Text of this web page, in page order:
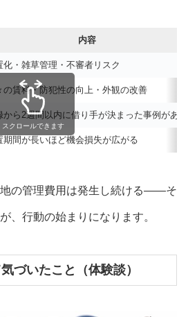
内容
化・雑草管理・不審者リスク
の賃料・防犯性の向上・外観の改善
から2週間以内に借り手が決まった事例がある
期間が長いほど機会損失が広がる
スクロールできます
の管理費用は発生し続ける——そ
、行動の始まりになります。
づいたこと（体験談）